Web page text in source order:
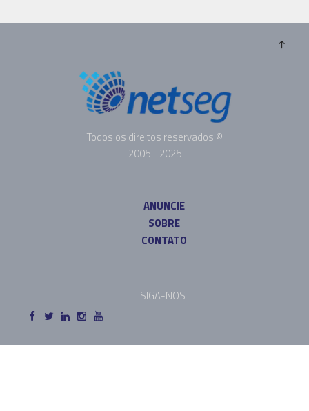
Todos os direitos reservados ©
2005 - 2025
ANUNCIE
SOBRE
CONTATO
SIGA-NOS